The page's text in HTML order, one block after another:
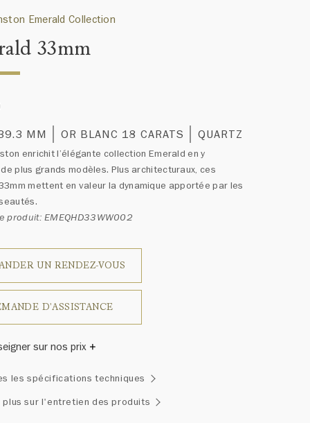
Emerald Collection
33mm
MM OR BLANC 18 CARATS QUARTZ
enrichit l’élégante collection Emerald en y
plus grands modèles. Plus architecturaux, ces
mettent en valeur la dynamique apportée par les
produit: EMEQHD33WW002
UN RENDEZ-VOUS
D'ASSISTANCE
sur nos prix
Chaque bijou de la Maison Harry Winston présente
exclusif de diamants uniques et de pierres
le poids en carats et la quantité de pierres peuvent
les spécifications techniques
plus sur l'entretien des produits